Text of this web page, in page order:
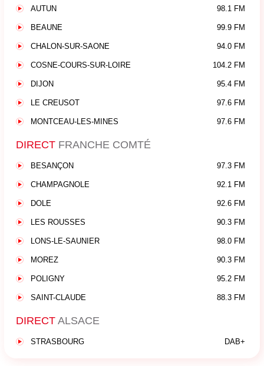
AUTUN 98.1 FM
BEAUNE 99.9 FM
CHALON-SUR-SAONE 94.0 FM
COSNE-COURS-SUR-LOIRE 104.2 FM
DIJON 95.4 FM
LE CREUSOT 97.6 FM
MONTCEAU-LES-MINES 97.6 FM
DIRECT FRANCHE COMTÉ
BESANÇON 97.3 FM
CHAMPAGNOLE 92.1 FM
DOLE 92.6 FM
LES ROUSSES 90.3 FM
LONS-LE-SAUNIER 98.0 FM
MOREZ 90.3 FM
POLIGNY 95.2 FM
SAINT-CLAUDE 88.3 FM
DIRECT ALSACE
STRASBOURG DAB+